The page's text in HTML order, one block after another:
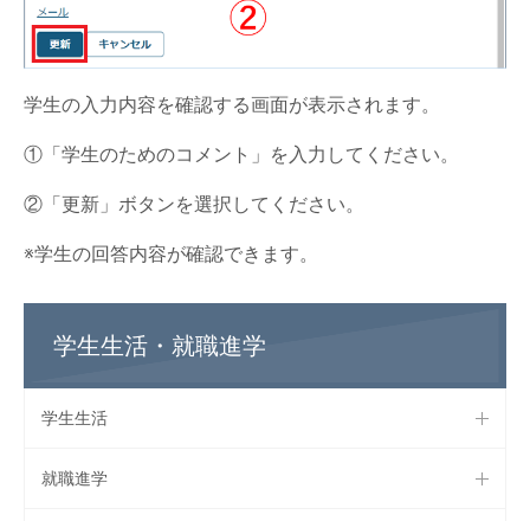
学生の入力内容を確認する画面が表示されます。
①「学生のためのコメント」を入力してください。
②「更新」ボタンを選択してください。
※学生の回答内容が確認できます。
学生生活・就職進学
学生生活
就職進学